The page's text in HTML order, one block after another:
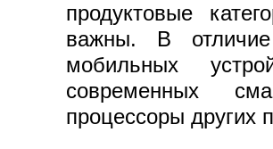
продуктовые
важны. В
мобильных
современных
процессоры других